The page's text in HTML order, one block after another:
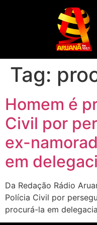
Tag:
Homem é
Civil por
ex-
em
Da Redação Rádio
Polícia Civil por
procurá-la em